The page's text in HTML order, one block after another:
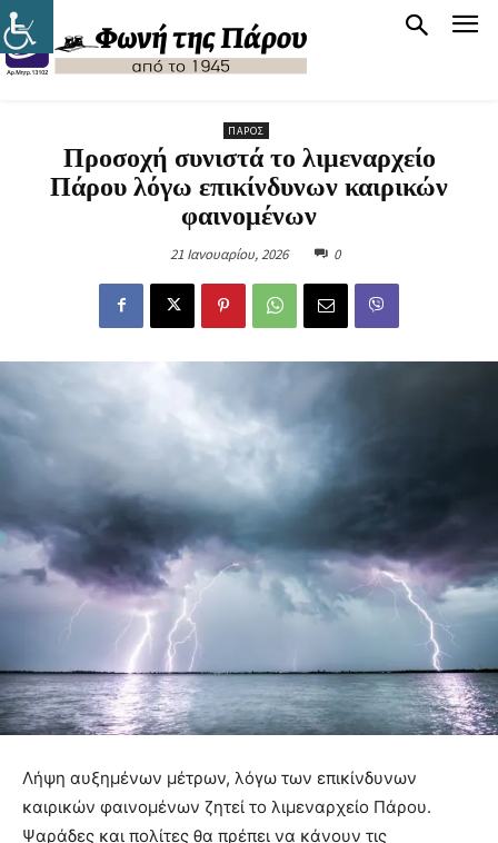
ΠΆΡΟΣ
Προσοχή συνιστά το λιμεναρχείο
Πάρου λόγω επικίνδυνων καιρικών
φαινομένων
21 Ιανουαρίου, 2026 0
Λήψη αυξημένων μέτρων, λόγω των επικίνδυνων
καιρικών φαινομένων ζητεί το λιμεναρχείο Πάρου.
Ψαράδες και πολίτες θα πρέπει να κάνουν τις